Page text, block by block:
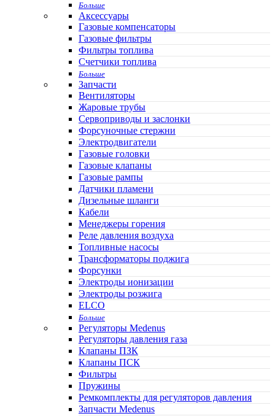
Больше
Аксессуары
Газовые компенсаторы
Газовые фильтры
Фильтры топлива
Счетчики топлива
Больше
Запчасти
Вентиляторы
Жаровые трубы
Сервоприводы и заслонки
Форсуночные стержни
Электродвигатели
Газовые головки
Газовые клапаны
Газовые рампы
Датчики пламени
Дизельные шланги
Кабели
Менеджеры горения
Реле давления воздуха
Топливные насосы
Трансформаторы поджига
Форсунки
Электроды ионизации
Электроды розжига
ELCO
Больше
Регуляторы Medenus
Регуляторы давления газа
Клапаны ПЗК
Клапаны ПСК
Фильтры
Пружины
Ремкомплекты для регуляторов давления
Запчасти Medenus